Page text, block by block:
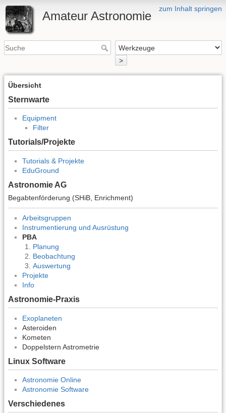
zum Inhalt springen
Amateur Astronomie
>
Übersicht
Sternwarte
Equipment
Filter
Tutorials/Projekte
Tutorials & Projekte
EduGround
Astronomie AG
Begabtenförderung (SHiB, Enrichment)
Arbeitsgruppen
Instrumentierung und Ausrüstung
PBA
Planung
Beobachtung
Auswertung
Projekte
Info
Astronomie-Praxis
Exoplaneten
Asteroiden
Kometen
Doppelstern Astrometrie
Linux Software
Astronomie Online
Astronomie Software
Verschiedenes